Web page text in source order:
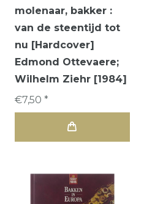
molenaar, bakker :
van de steentijd tot
nu [Hardcover]
Edmond Ottevaere;
Wilhelm Ziehr [1984]
€7,50 *